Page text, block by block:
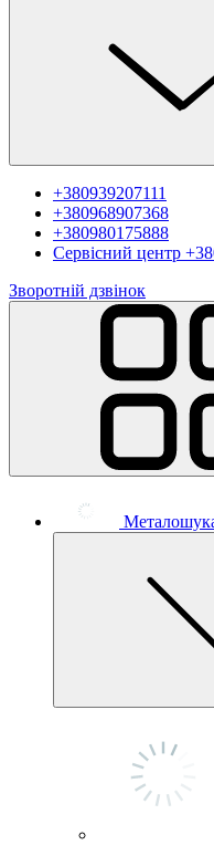
+380939207111
+380968907368
+380980175888
Сервісний центр
Зворотній дзвінок